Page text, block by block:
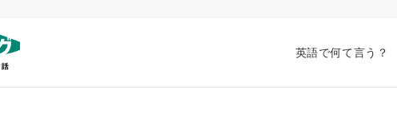
英語で何て言う？